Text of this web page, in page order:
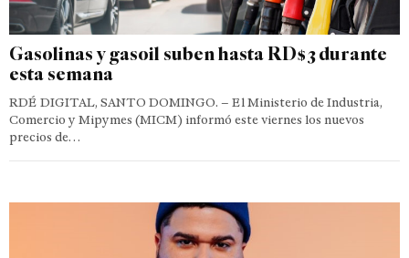
Gasolinas y gasoil suben hasta RD$3 durante
esta semana
RDÉ DIGITAL, SANTO DOMINGO. – El Ministerio de Industria,
Comercio y Mipymes (MICM) informó este viernes los nuevos
precios de…